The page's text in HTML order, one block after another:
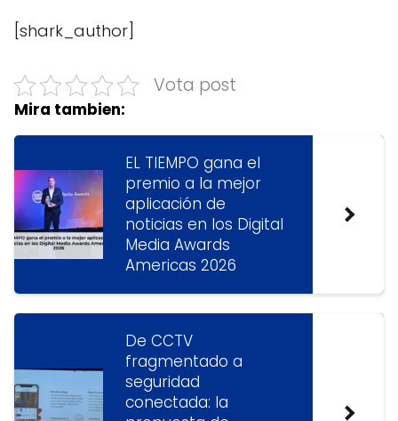
[shark_author]
Vota post
Mira tambien:
EL TIEMPO gana el
premio a la mejor
aplicación de
noticias en los Digital
Media Awards
Americas 2026
De CCTV
fragmentado a
seguridad
conectada: la